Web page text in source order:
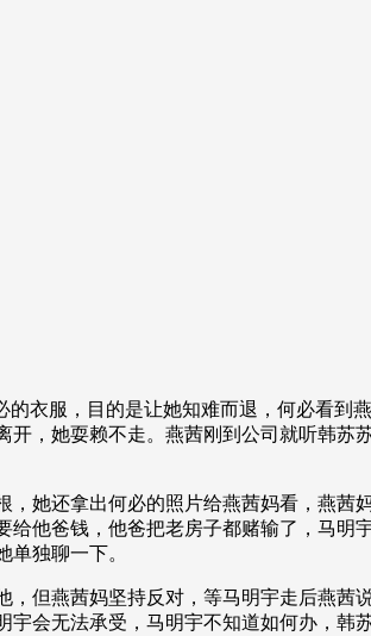
衣服，目的是让她知难而退，何必看到
，她耍赖不走。燕茜刚到公司就听韩
她还拿出何必的照片给燕茜妈看，燕
他爸钱，他爸把老房子都赌输了，马
独聊一下。
但燕茜妈坚持反对，等马明宇走后燕
会无法承受，马明宇不知道如何办，韩